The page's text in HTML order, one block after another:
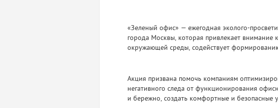
«Зеленый офис» — ежегодная эколого-
города Москвы, которая привлекает
окружающей среды, содействует
Акция призвана помочь компаниям
негативного следа от функционирования
и бережно, создать комфортные и безопасные